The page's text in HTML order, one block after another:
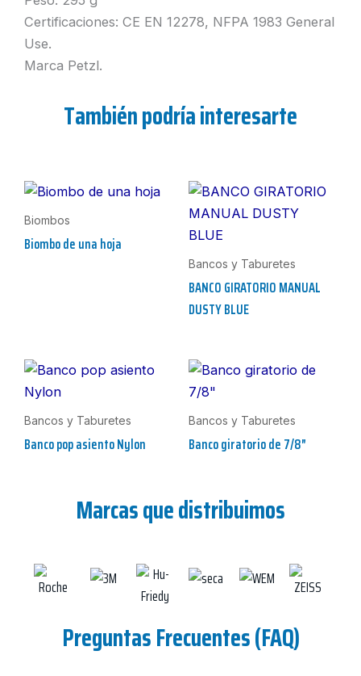
Certificaciones: CE EN 12278, NFPA 1983 General
Use.
Marca Petzl.
También podría interesarte
Biombos
Biombo de una hoja
Bancos y Taburetes
BANCO GIRATORIO MANUAL
DUSTY BLUE
Bancos y Taburetes
Banco pop asiento Nylon
Bancos y Taburetes
Banco giratorio de 7/8″
Marcas que distribuimos
Preguntas Frecuentes (FAQ)